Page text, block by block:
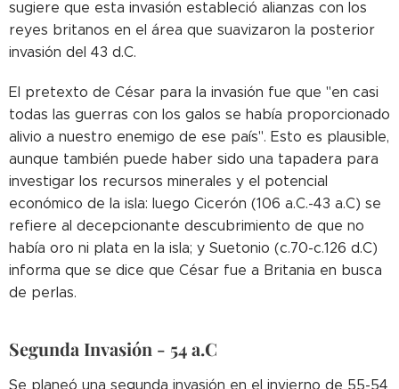
sugiere que esta invasión estableció alianzas con los
reyes britanos en el área que suavizaron la posterior
invasión del 43 d.C.
El pretexto de César para la invasión fue que "en casi
todas las guerras con los galos se había proporcionado
alivio a nuestro enemigo de ese país". Esto es plausible,
aunque también puede haber sido una tapadera para
investigar los recursos minerales y el potencial
económico de la isla: luego Cicerón (106 a.C.-43 a.C) se
refiere al decepcionante descubrimiento de que no
había oro ni plata en la isla; y Suetonio (c.70-c.126 d.C)
informa que se dice que César fue a Britania en busca
de perlas.
Segunda Invasión - 54 a.C
Se planeó una segunda invasión en el invierno de 55-54